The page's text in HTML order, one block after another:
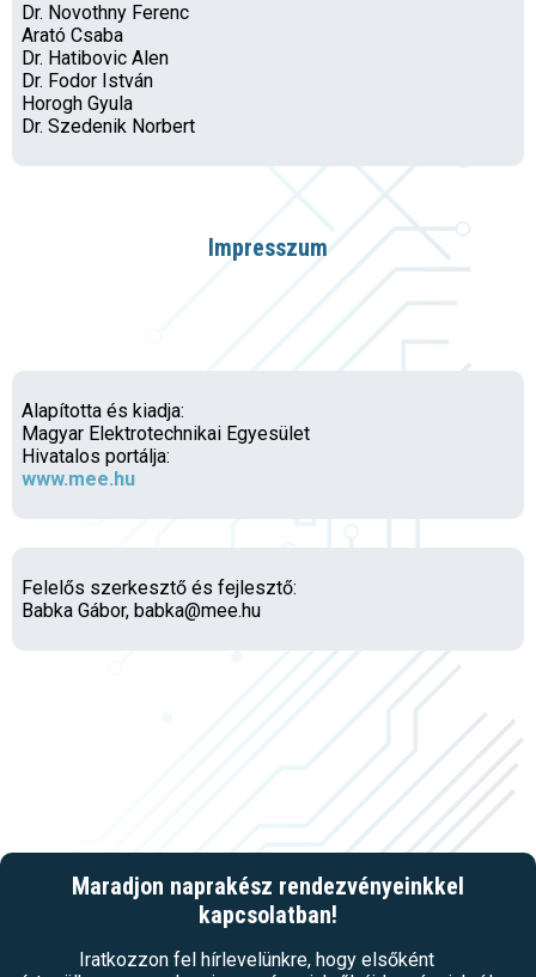
Dr. Novothny Ferenc
Arató Csaba
Dr. Hatibovic Alen
Dr. Fodor István
Horogh Gyula
Dr. Szedenik Norbert
Impresszum
Alapította és kiadja:
Magyar Elektrotechnikai Egyesület
Hivatalos portálja:
www.mee.hu
Felelős szerkesztő és fejlesztő:
Babka Gábor, babka@mee.hu
Maradjon naprakész rendezvényeinkkel
kapcsolatban!
Iratkozzon fel hírlevelünkre, hogy elsőként